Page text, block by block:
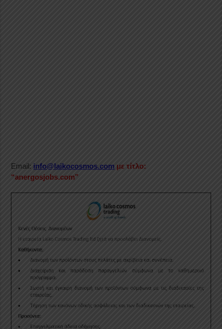
Email: info@laikocosmos.com με τίτλο:
“anergosjobs.com”